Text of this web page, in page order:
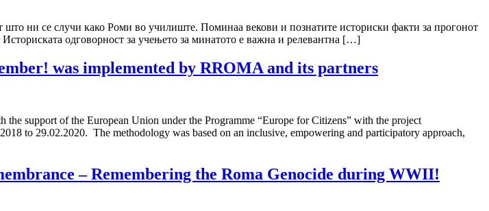
што ни се случи како Роми во училиште. Поминаа векови и познатите историски факти за прогонот
одговорност за учењето за минатото е важна и релевантна […]
was implemented by RROMA and its partners
support of the European Union under the Programme “Europe for Citizens” with the project
to 29.02.2020. The methodology was based on an inclusive, empowering and participatory approach,
– Remembering the Roma Genocide during WWII!